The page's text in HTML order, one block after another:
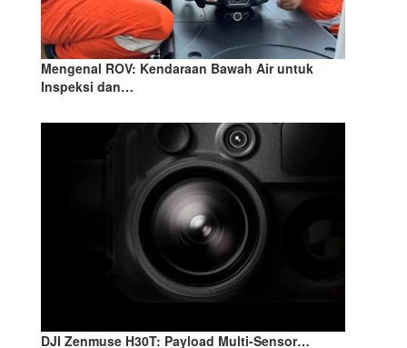
Mengenal ROV: Kendaraan Bawah Air untuk
Inspeksi dan…
DJI Zenmuse H30T: Payload Multi-Sensor…